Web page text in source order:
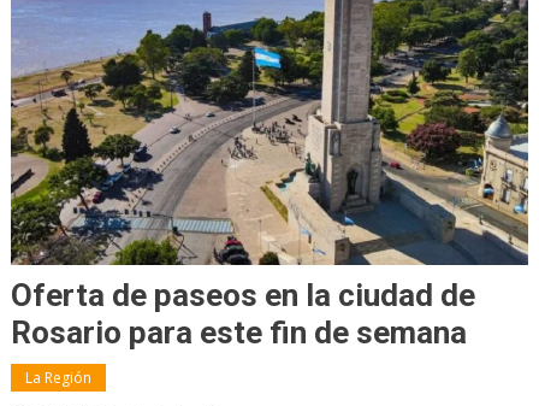
Oferta de paseos en la ciudad de
Rosario para este fin de semana
La Región